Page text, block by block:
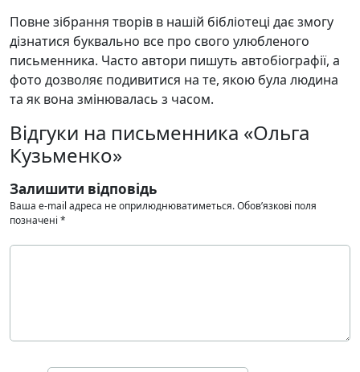
Повне зібрання творів в нашій бібліотеці дає змогу
дізнатися буквально все про свого улюбленого
письменника. Часто автори пишуть автобіографії, а
фото дозволяє подивитися на те, якою була людина
та як вона змінювалась з часом.
Відгуки на письменника «Ольга
Кузьменко»
Залишити відповідь
Ваша e-mail адреса не оприлюднюватиметься.Обов’язкові поля
позначені *